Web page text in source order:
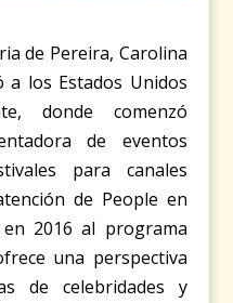
de Pereira, Carolina
a los Estados Unidos
donde comenzó
de eventos
para canales
de People en
2016 al programa
una perspectiva
de celebridades y